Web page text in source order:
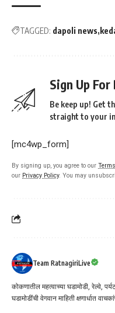
TAGGED: dapoli news
Sign Up
Be keep up! Get
straight to your
[mc4wp_form]
By signing up, you agree to our
our Privacy Policy. You may
Team RatnagiriLive
कोकणातील महत्वाच्या घडामोडी, रेल्वे,
घडामोडींची वेगवान माहिती क्षणार्धात